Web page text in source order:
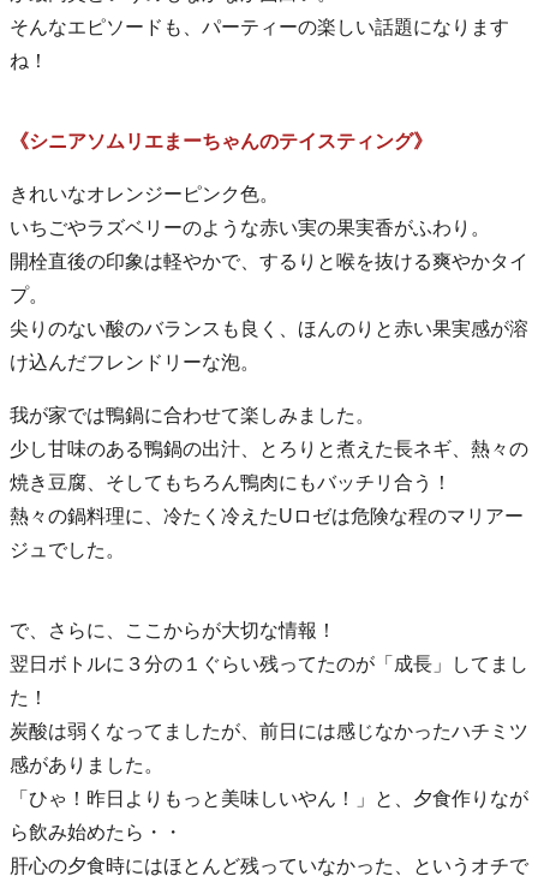
そんなエピソードも、パーティーの楽しい話題になります
ね！
《シニアソムリエまーちゃんのテイスティング》
きれいなオレンジーピンク色。
いちごやラズベリーのような赤い実の果実香がふわり。
開栓直後の印象は軽やかで、するりと喉を抜ける爽やかタイ
プ。
尖りのない酸のバランスも良く、ほんのりと赤い果実感が溶
け込んだフレンドリーな泡。
我が家では鴨鍋に合わせて楽しみました。
少し甘味のある鴨鍋の出汁、とろりと煮えた長ネギ、熱々の
焼き豆腐、そしてもちろん鴨肉にもバッチリ合う！
熱々の鍋料理に、冷たく冷えたUロゼは危険な程のマリアー
ジュでした。
で、さらに、ここからが大切な情報！
翌日ボトルに３分の１ぐらい残ってたのが「成長」してまし
た！
炭酸は弱くなってましたが、前日には感じなかったハチミツ
感がありました。
「ひゃ！昨日よりもっと美味しいやん！」と、夕食作りなが
ら飲み始めたら・・
肝心の夕食時にはほとんど残っていなかった、というオチで